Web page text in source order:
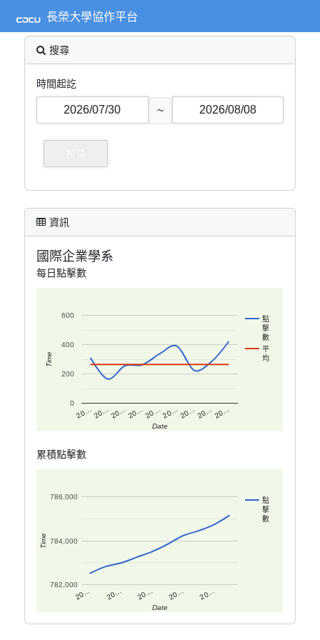
長榮大學協作平台
搜尋
時間起訖
~
資訊
國際企業學系
每日點擊數
點
擊
數
平
均
20…20…20…20…20…20…20…20…20…
0
200
400
600
Date
Time
累積點擊數
點
擊
數
20… 20… 20… 20… 20…
782,000
784,000
786,000
Date
Time